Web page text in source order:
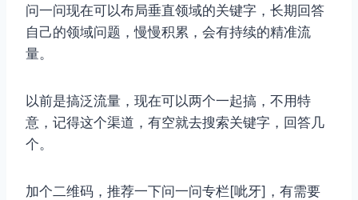
问一问现在可以布局垂直领域的关键字，长期回答
自己的领域问题，慢慢积累，会有持续的精准流
量。
以前是搞泛流量，现在可以两个一起搞，不用特
意，记得这个渠道，有空就去搜索关键字，回答几
个。
加个二维码，推荐一下问一问专栏[呲牙]，有需要